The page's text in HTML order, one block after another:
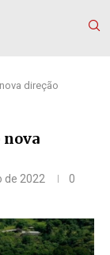
direção
nova
de 2022
0